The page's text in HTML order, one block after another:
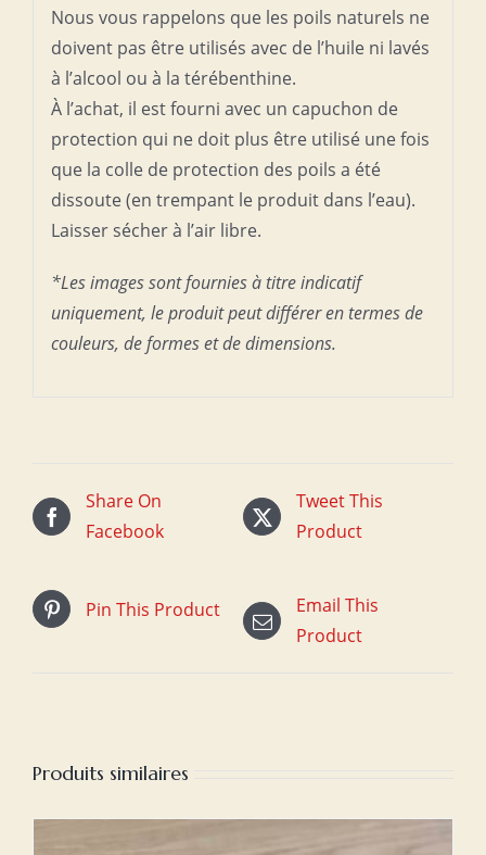
Nous vous rappelons que les poils naturels ne
doivent pas être utilisés avec de l’huile ni lavés
à l’alcool ou à la térébenthine.
À l’achat, il est fourni avec un capuchon de
protection qui ne doit plus être utilisé une fois
que la colle de protection des poils a été
dissoute (en trempant le produit dans l’eau).
Laisser sécher à l’air libre.
*Les images sont fournies à titre indicatif
uniquement, le produit peut différer en termes de
couleurs, de formes et de dimensions.
Share On
Facebook
Tweet This
Product
Pin This Product
Email This
Product
Produits similaires